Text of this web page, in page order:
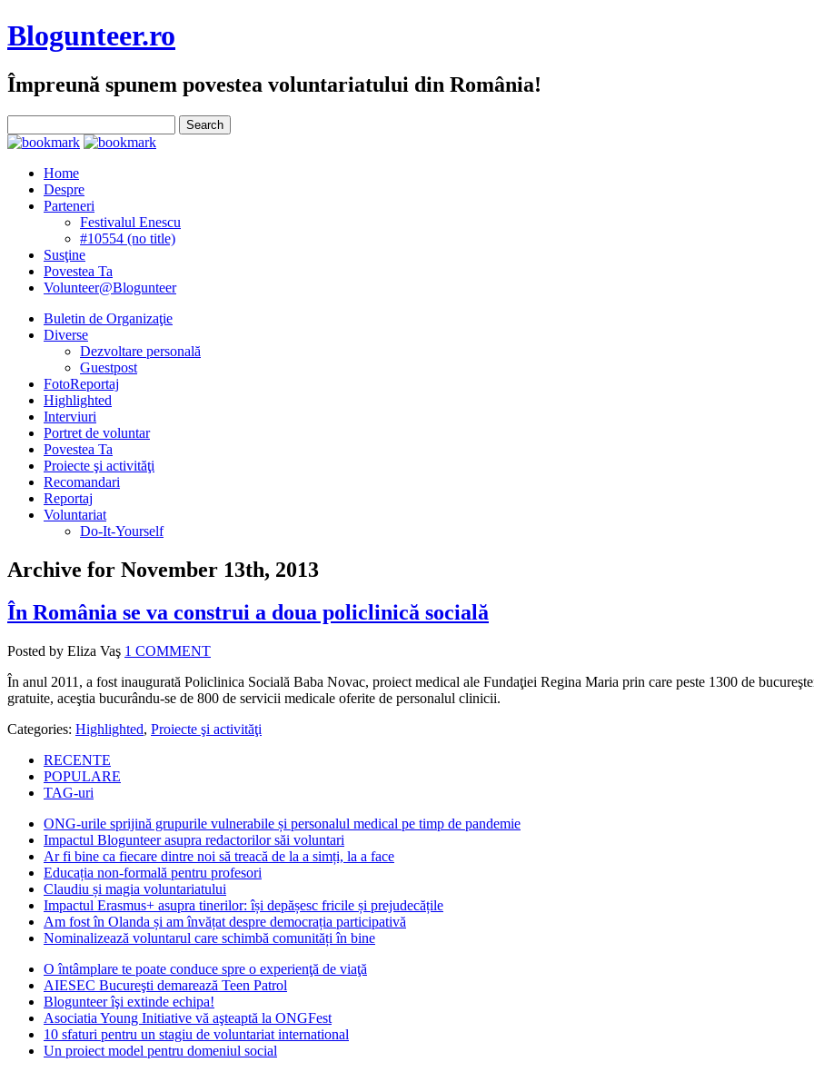
Blogunteer.ro
Împreună spunem povestea voluntariatului din România!
Home
Despre
Parteneri
Festivalul Enescu
#10554 (no title)
Susţine
Povestea Ta
Volunteer@Blogunteer
Buletin de Organizaţie
Diverse
Dezvoltare personală
Guestpost
FotoReportaj
Highlighted
Interviuri
Portret de voluntar
Povestea Ta
Proiecte şi activităţi
Recomandari
Reportaj
Voluntariat
Do-It-Yourself
Archive for November 13th, 2013
În România se va construi a doua policlinică socială
Posted by Eliza Vaş 1 COMMENT
În anul 2011, a fost inaugurată Policlinica Socială Baba Novac, proiect medical ale Fundaţiei Regina Maria prin care peste 1300 de
gratuite, aceştia bucurându-se de 800 de servicii medicale oferite de personalul clinicii.
Categories: Highlighted, Proiecte şi activităţi
RECENTE
POPULARE
TAG-uri
ONG-urile sprijină grupurile vulnerabile și personalul medical pe timp de pandemie
Impactul Blogunteer asupra redactorilor săi voluntari
Ar fi bine ca fiecare dintre noi să treacă de la a simți, la a face
Educația non-formală pentru profesori
Claudiu și magia voluntariatului
Impactul Erasmus+ asupra tinerilor: își depășesc fricile și prejudecățile
Am fost în Olanda și am învățat despre democrația participativă
Nominalizează voluntarul care schimbă comunități în bine
O întâmplare te poate conduce spre o experienţă de viaţă
AIESEC Bucureşti demarează Teen Patrol
Blogunteer îşi extinde echipa!
Asociatia Young Initiative vă aşteaptă la ONGFest
10 sfaturi pentru un stagiu de voluntariat international
Un proiect model pentru domeniul social